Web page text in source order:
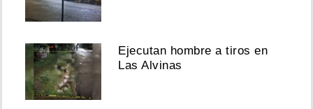
Ejecutan hombre a tiros en
Las Alvinas